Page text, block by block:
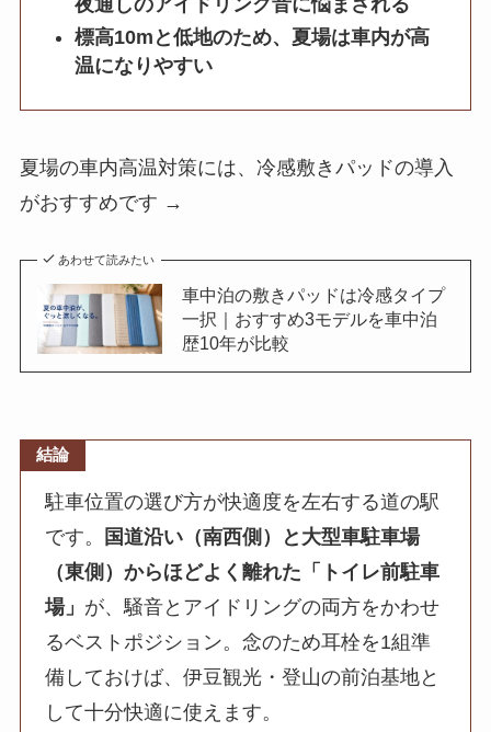
標高10mと低地のため、夏場は車内が高
温になりやすい
夏場の車内高温対策には、冷感敷きパッドの導入
がおすすめです →
あわせて読みたい
車中泊の敷きパッドは冷感タイプ
一択｜おすすめ3モデルを車中泊
歴10年が比較
結論
駐車位置の選び方が快適度を左右する道の駅
です。
国道沿い（南西側）と大型車駐車場
（東側）からほどよく離れた「トイレ前駐車
場」 が、騒音とアイドリングの両方をかわせ
るベストポジション。念のため耳栓を1組準
備しておけば、伊豆観光・登山の前泊基地と
して十分快適に使えます。